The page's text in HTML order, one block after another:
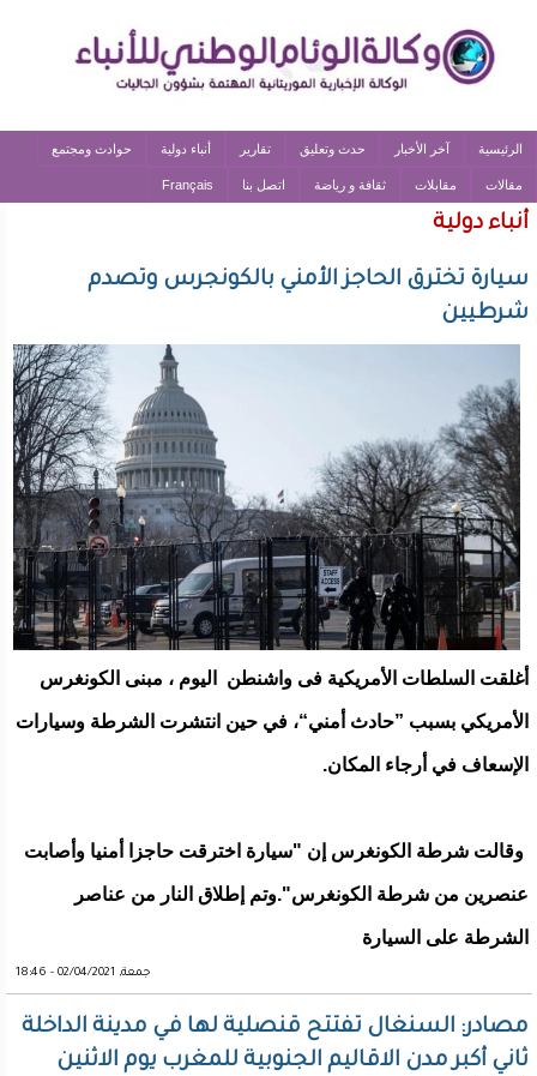
الرئيسية آخر الأخبار حدث وتعليق تقارير أنباء دولية حوادث ومجتمع
مقالات مقابلات ثقافة و رياضة اتصل بنا Français
أنباء دولية
سيارة تخترق الحاجز الأمني بالكونجرس وتصدم
شرطيين
أغلقت السلطات الأمريكية فى واشنطن اليوم ، مبنى الكونغرس
الأمريكي بسبب ”حادث أمني“، في حين انتشرت الشرطة وسيارات
الإسعاف في أرجاء المكان.
وقالت شرطة الكونغرس إن "سيارة اخترقت حاجزا أمنيا وأصابت
عنصرين من شرطة الكونغرس".وتم إطلاق النار من عناصر
الشرطة على السيارة
جمعة, 02/04/2021 - 18:46
مصادر: السنغال تفتتح قنصلية لها في مدينة الداخلة
ثاني أكبر مدن الاقاليم الجنوبية للمغرب يوم الاثنين